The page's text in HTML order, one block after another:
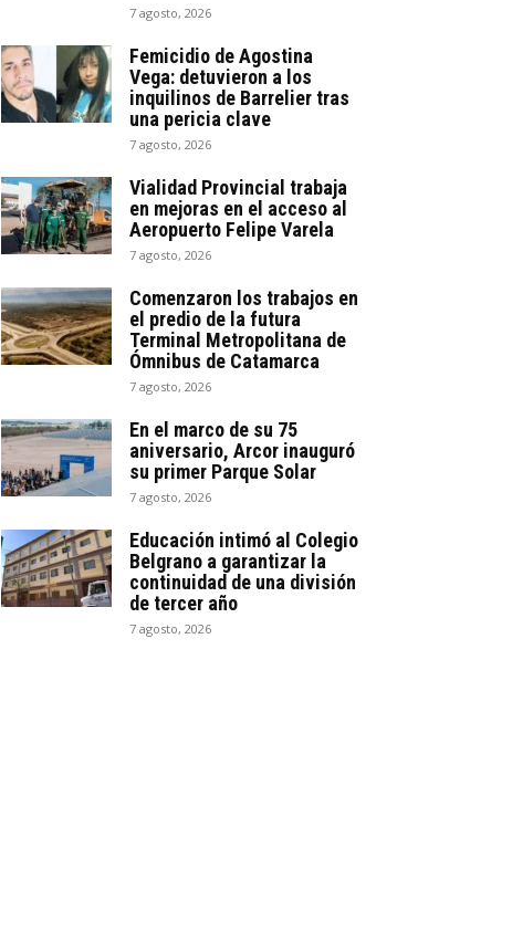
7 agosto, 2026
Femicidio de Agostina
Vega: detuvieron a los
inquilinos de Barrelier tras
una pericia clave
7 agosto, 2026
Vialidad Provincial trabaja
en mejoras en el acceso al
Aeropuerto Felipe Varela
7 agosto, 2026
Comenzaron los trabajos en
el predio de la futura
Terminal Metropolitana de
Ómnibus de Catamarca
7 agosto, 2026
En el marco de su 75
aniversario, Arcor inauguró
su primer Parque Solar
7 agosto, 2026
Educación intimó al Colegio
Belgrano a garantizar la
continuidad de una división
de tercer año
7 agosto, 2026